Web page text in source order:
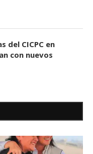
del CICPC en
con nuevos